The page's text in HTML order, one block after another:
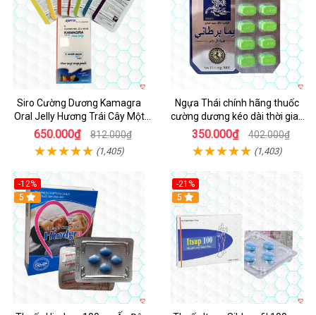
Siro Cường Dương Kamagra
Oral Jelly Hương Trái Cây Một
Hộp 7 Gói 100g
650.000₫ 812.000₫
(1,405)
Ngựa Thái chính hãng thuốc
cường dương kéo dài thời gian
cho Nam hộp 10 viên
350.000₫ 402.000₫
(1,403)
-12%
5
-21%
5